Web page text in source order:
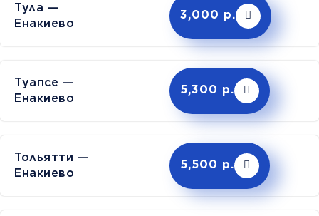
Тула —
Енакиево
3,000 р.
Туапсе —
Енакиево
5,300 р.
Тольятти —
Енакиево
5,500 р.